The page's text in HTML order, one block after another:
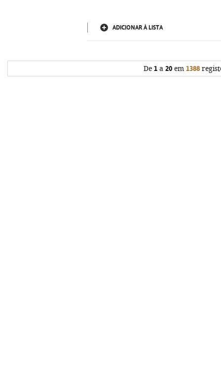
ADICIONAR À LISTA
De 1a 20em 1388